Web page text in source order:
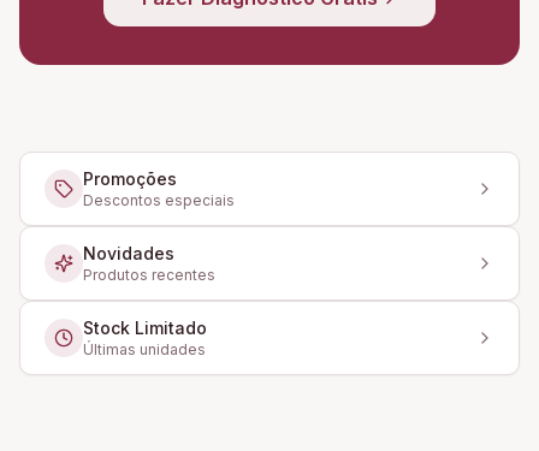
Promoções
Descontos especiais
Novidades
Produtos recentes
Stock Limitado
Últimas unidades